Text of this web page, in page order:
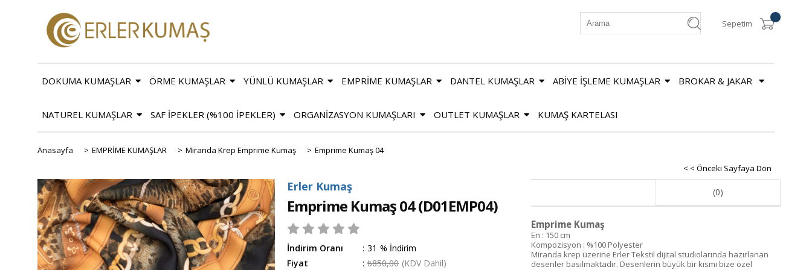
Sepetim
DOKUMA KUMAŞLAR ÖRME KUMAŞLAR YÜNLÜ KUMAŞLAR EMPRİME KUMAŞLAR DANTEL KUMAŞLAR ABİYE İŞLEME KUMAŞLAR BROKAR & JAKAR
NATUREL KUMAŞLAR SAF İPEKLER (%100 İPEKLER) ORGANİZASYON KUMAŞLARI OUTLET KUMAŞLAR KUMAŞ KARTELASI
Anasayfa > EMPRİME KUMAŞLAR > Miranda Krep Emprime Kumaş > Emprime Kumaş 04
< < Önceki Sayfaya Dön
Erler Kumaş
Emprime Kumaş 04(D01EMP04)
İndirim Oranı : %
31
İndirim
Fiyat
: ₺850,00 (KDV Dahil)
(0)
Emprime Kumaş
En : 150 cm
Kompozisyon : %100 Polyester
Miranda krep üzerine Erler Tekstil dijital studiolarında hazırlanan
desenler basılmaktadır. Desenlerin büyük bir kısmı bize özel